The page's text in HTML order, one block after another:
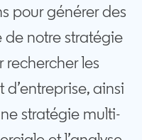
pour générer des
de notre stratégie
les
ainsi
stratégie multi-